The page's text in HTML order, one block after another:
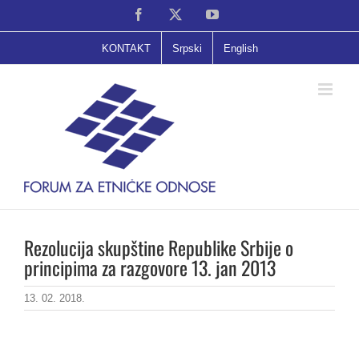
Facebook YouTube
KONTAKT Srpski English
Rezolucija skupštine Republike Srbije o
principima za razgovore 13. jan 2013
13. 02. 2018.